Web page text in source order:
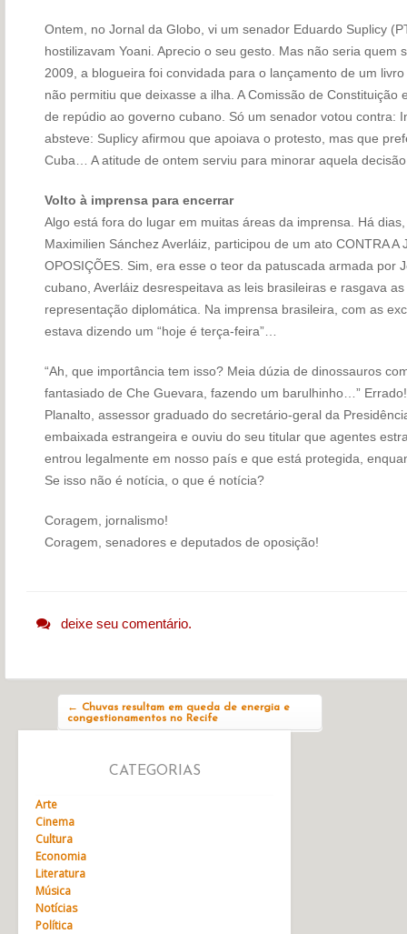
Ontem, no Jornal da Globo, vi um senador Eduardo Suplicy
hostilizavam Yoani. Aprecio o seu gesto. Mas não seria quem
2009, a blogueira foi convidada para o lançamento de um
não permitiu que deixasse a ilha. A Comissão de
de repúdio ao governo cubano. Só um senador votou contra:
absteve: Suplicy afirmou que apoiava o protesto, mas que
Cuba… A atitude de ontem serviu para minorar aquela
Volto à imprensa para encerrar
Algo está fora do lugar em muitas áreas da imprensa. Há
Maximilien Sánchez Averláiz, participou de um ato CONTRA A
OPOSIÇÕES. Sim, era esse o teor da patuscada armada por
cubano, Averláiz desrespeitava as leis brasileiras e rasgava
representação diplomática. Na imprensa brasileira, com as
estava dizendo um “hoje é terça-feira”…
“Ah, que importância tem isso? Meia dúzia de dinossauros
fantasiado de Che Guevara, fazendo um barulhinho…”
Planalto, assessor graduado do secretário-geral da
embaixada estrangeira e ouviu do seu titular que agentes
entrou legalmente em nosso país e que está protegida,
Se isso não é notícia, o que é notícia?
Coragem, jornalismo!
Coragem, senadores e deputados de oposição!
deixe seu comentário.
← Chuvas resultam em queda de energia e
congestionamentos no Recife
CATEGORIAS
Arte
Cinema
Cultura
Economia
Literatura
Música
Notícias
Política